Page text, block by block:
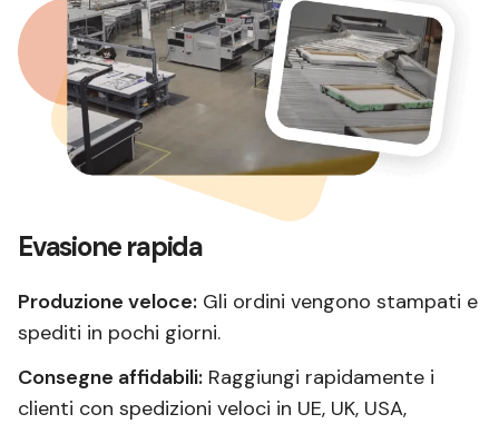
Evasione rapida
Produzione veloce: Gli ordini vengono stampati e
spediti in pochi giorni.
Consegne affidabili: Raggiungi rapidamente i
clienti con spedizioni veloci in UE, UK, USA,